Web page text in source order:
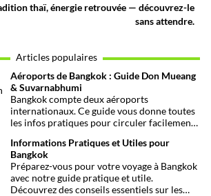
thaï, énergie retrouvée — découvrez-le
sans attendre.
Articles populaires
Aéroports de Bangkok : Guide Don Mueang
& Suvarnabhumi
Bangkok compte deux aéroports
internationaux. Ce guide vous donne toutes
les infos pratiques pour circuler facilement
centre-ville.
Informations Pratiques et Utiles pour
Bangkok
Préparez-vous pour votre voyage à Bangkok
avec notre guide pratique et utile.
Découvrez des conseils essentiels sur les